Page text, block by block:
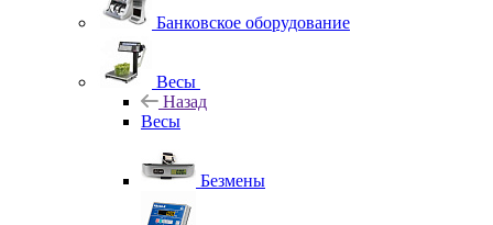
Банковское оборудование
Весы
Назад
Весы
Безмены